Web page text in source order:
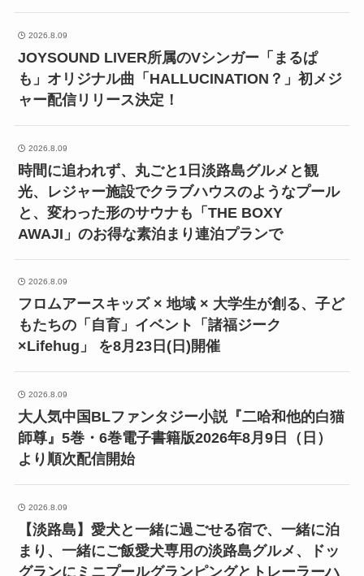
2026.8.09
JOYSOUND LIVER所属のVシンガー「まるぱ
も」オリジナル曲「HALLUCINATION？」初メジ
ャー配信リリース決定！
2026.8.09
時間に追われず、丸ごと1日淡路島グルメと観
光、レジャー施設でクラブハウスのようなプール
と、変わった形のサウナも「THE BOXY
AWAJI」のお得な素泊まり連泊プランで
2026.8.09
フロムアースキッズ × 地域 × 大学生が創る、子ど
もたちの「自育」イベント「諸福ジーク
×Lifehug」 を8月23日(日)開催
2026.8.09
大人気中国BLファンタジー小説『二哈和他的白猫
師尊』5巻・6巻電子書籍版2026年8月9日（日）
より順次配信開始
2026.8.09
【淡路島】愛犬と一緒に過ごせる宿で、一緒に泊
まり、一緒にご飯愛犬専用の淡路島グルメ、ドッ
グランにミニプールグランピングとトレーラーハ